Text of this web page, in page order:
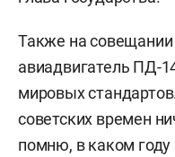
Также на совещании
авиадвигатель ПД-
мировых
советских времен
помню, в каком году